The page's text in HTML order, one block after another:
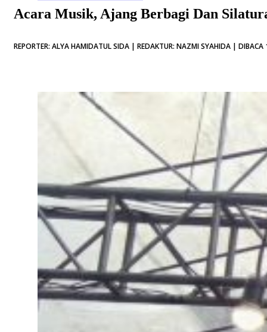
Acara Musik, Ajang Berbagi Dan
REPORTER: ALYA HAMIDATUL SIDA | REDAKTUR: NAZMI SYAHIDA | DIBACA